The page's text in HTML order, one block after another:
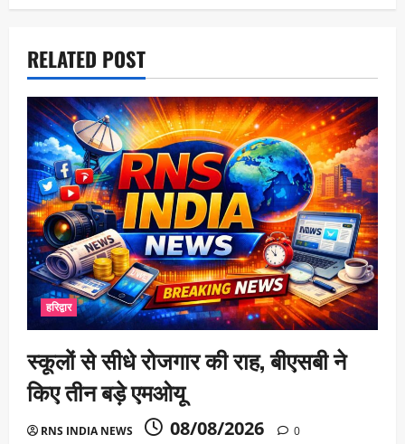
i
o
n
RELATED POST
हरिद्वार
स्कूलों से सीधे रोजगार की राह, बीएसबी ने
किए तीन बड़े एमओयू
RNS INDIA NEWS 08/08/2026 0